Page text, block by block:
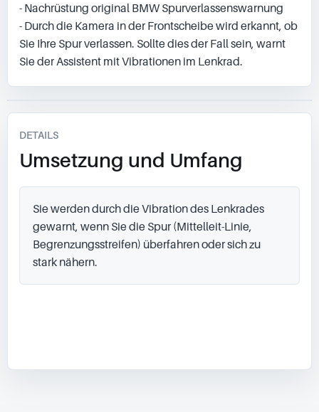
- Nachrüstung original BMW Spurverlassenswarnung
- Durch die Kamera in der Frontscheibe wird erkannt, ob
Sie Ihre Spur verlassen. Sollte dies der Fall sein, warnt
Sie der Assistent mit Vibrationen im Lenkrad.
DETAILS
Umsetzung und Umfang
Sie werden durch die Vibration des Lenkrades
gewarnt, wenn Sie die Spur (Mittelleit-Linie,
Begrenzungsstreifen) überfahren oder sich zu
stark nähern.